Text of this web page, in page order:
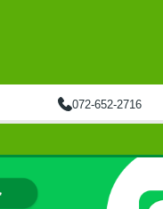
072-652-2716